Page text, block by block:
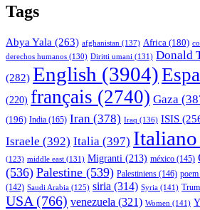
Tags
Abya Yala (263) afghanistan (137) Africa (180)
derechos humanos (130) Diritti umani (131) Donald
(282) English (3904)
(220) français (2740) Gaza
(196) India (165) Iran (378) Iraq (136) ISIS
Israele (392) Italia (397) Italiano
(123) middle east (131) Migranti (213) méxico (145)
(536) Palestine (539) Palestiniens (146) poem
(142) Saudi Arabia (125) siria (314) Syria (141)
USA (766) venezuela (321) Women (141)